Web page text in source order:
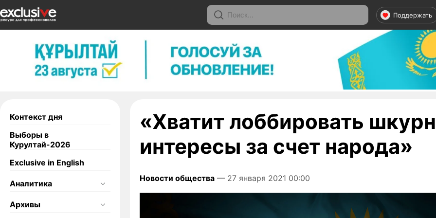
Поддержать
Контекст дня
Выборы в
Курултай-2026
Exclusive in English
Аналитика
Архивы
«Хватит лоббировать
интересы за счет народа»
Новости общества — 27 января 2021 00:00